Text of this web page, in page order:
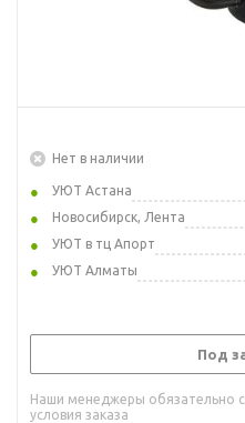
Нет в наличии
УЮТ Астана
Новосибирск, Лента
УЮТ в тц Апорт
УЮТ Алматы
Под
Наши менеджеры обязательно
условия заказа